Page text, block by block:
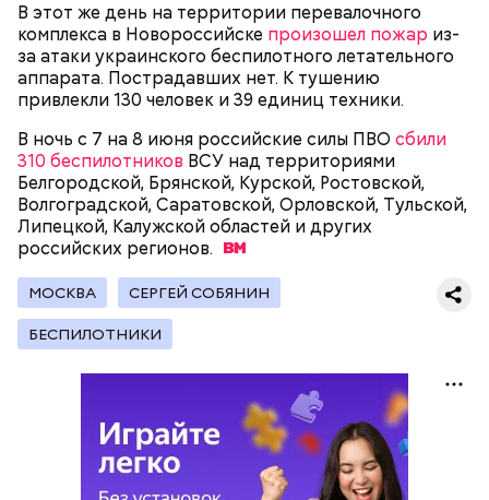
В этот же день на территории перевалочного
комплекса в Новороссийске произошел пожар из-
за атаки украинского беспилотного летательного
аппарата. Пострадавших нет. К тушению
привлекли 130 человек и 39 единиц техники.
В ночь с 7 на 8 июня российские силы ПВО сбили
310 беспилотников ВСУ над территориями
Белгородской, Брянской, Курской, Ростовской,
Волгоградской, Саратовской, Орловской, Тульской,
Липецкой, Калужской областей и других
российских регионов.
МОСКВА СЕРГЕЙ СОБЯНИН
БЕСПИЛОТНИКИ
4 августатри человека пострадали
Вооруженных сил Украины на два муниципалитета
Белгородской области.